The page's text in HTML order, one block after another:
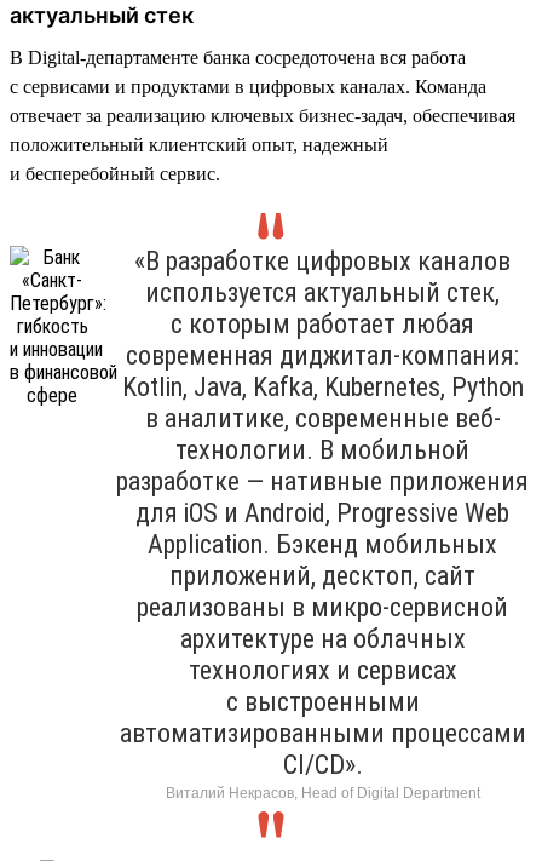
актуальный стек
В Digital-департаменте банка сосредоточена вся работа
с сервисами и продуктами в цифровых каналах. Команда
отвечает за реализацию ключевых бизнес-задач, обеспечивая
положительный клиентский опыт, надежный
и бесперебойный сервис.
«В разработке цифровых каналов
используется актуальный стек,
с которым работает любая
современная диджитал-компания:
Kotlin, Java, Kafka, Kubernetes, Python
в аналитике, современные веб-
технологии. В мобильной
разработке — нативные приложения
для iOS и Android, Progressive Web
Application. Бэкенд мобильных
приложений, десктоп, сайт
реализованы в микро-сервисной
архитектуре на облачных
технологиях и сервисах
с выстроенными
автоматизированными процессами
CI/CD».
Виталий Некрасов, Head of Digital Department